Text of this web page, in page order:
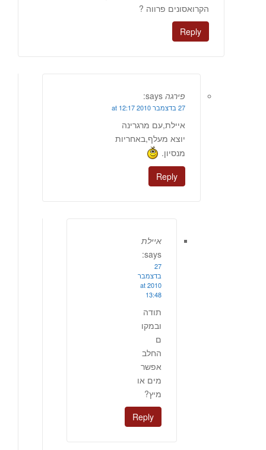
הקרואסונים פרווה ?
Reply
פירגה says:
27 בדצמבר 2010 at 12:17
איילת,עם מרגרינה
יוצא מעלף,באחריות
מנסיון.
Reply
איילת
says:
27
בדצמבר
2010 at
13:48
תודה
ובמקו
ם
החלב
אפשר
מים או
מיץ?
Reply